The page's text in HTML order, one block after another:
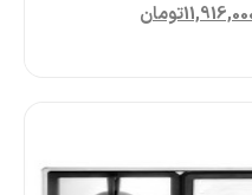
تومان